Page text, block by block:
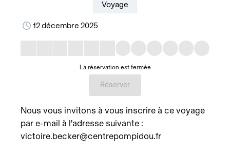
Voyage
12 décembre 2025
La réservation est fermée
Réserver
Nous vous invitons à vous inscrire à ce voyage
par e-mail à l'adresse suivante :
victoire.becker@centrepompidou.fr